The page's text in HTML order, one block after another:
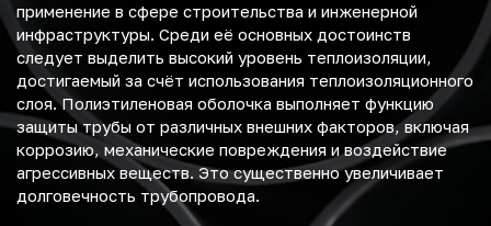
применение в сфере строительства и инженерной
инфраструктуры. Среди её основных достоинств
следует выделить высокий уровень теплоизоляции,
достигаемый за счёт использования теплоизоляционного
слоя. Полиэтиленовая оболочка выполняет функцию
защиты трубы от различных внешних факторов, включая
коррозию, механические повреждения и воздействие
агрессивных веществ. Это существенно увеличивает
долговечность трубопровода.